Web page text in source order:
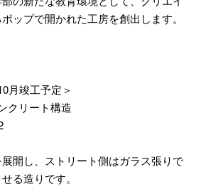
ップで開かれた工房を創出します。
月竣工予定＞
クリート構造
開し、ストリート側はガラス張りで
る造りです。